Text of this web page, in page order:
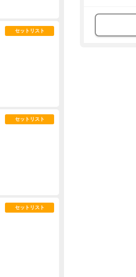
セットリスト
セットリスト
セットリスト